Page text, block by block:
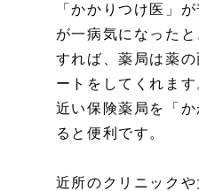
「かかりつけ医」
が一病気になった
すれば、薬局は薬
ートをしてくれま
近い保険薬局を「
ると便利です。
近所のクリニック